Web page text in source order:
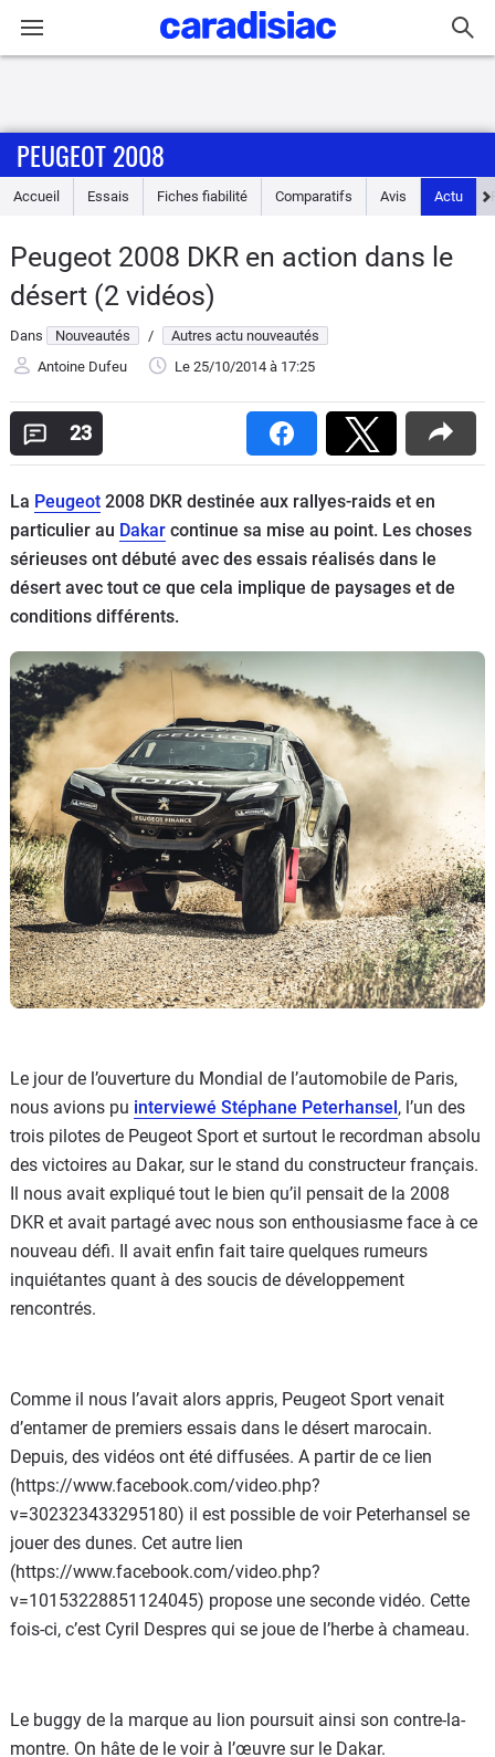
Accueil
Essais
Guide
d'achat
Electriques
Utilitaires
Flottes
Auto
Services
Forum
Moto
Marques
PEUGEOT 2008
Accueil Essais Fiches fiabilité Comparatifs Avis Actu
Peugeot 2008 DKR en action dans le
désert (2 vidéos)
Dans Nouveautés /
Autres actu nouveautés
Antoine Dufeu
Le 25/10/2014 à 17:25
23
La Peugeot 2008 DKR destinée aux rallyes-raids et en
particulier au Dakar continue sa mise au point. Les choses
sérieuses ont débuté avec des essais réalisés dans le
désert avec tout ce que cela implique de paysages et de
conditions différents.
Le jour de l’ouverture du Mondial de l’automobile de Paris,
nous avions pu interviewé Stéphane Peterhansel, l’un des
trois pilotes de Peugeot Sport et surtout le recordman absolu
des victoires au Dakar, sur le stand du constructeur français.
Il nous avait expliqué tout le bien qu’il pensait de la 2008
DKR et avait partagé avec nous son enthousiasme face à ce
nouveau défi. Il avait enfin fait taire quelques rumeurs
inquiétantes quant à des soucis de développement
rencontrés.
Comme il nous l’avait alors appris, Peugeot Sport venait
d’entamer de premiers essais dans le désert marocain.
Depuis, des vidéos ont été diffusées. A partir de ce lien
(https://www.facebook.com/video.php?
v=302323433295180) il est possible de voir Peterhansel se
jouer des dunes. Cet autre lien
(https://www.facebook.com/video.php?
v=10153228851124045) propose une seconde vidéo. Cette
fois-ci, c’est Cyril Despres qui se joue de l’herbe à chameau.
Le buggy de la marque au lion poursuit ainsi son contre-la-
montre. On hâte de le voir à l’œuvre sur le Dakar.